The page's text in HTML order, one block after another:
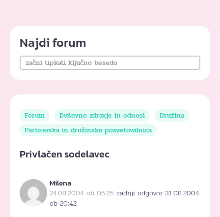
Najdi forum
Forum Duševno zdravje in odnosi
Družina
Partnerska in družinska posvetovalnica
Privlačen sodelavec
Milena
24.08.2004 ob 05:25 zadnji odgovor 31.08.2004
ob 20:42